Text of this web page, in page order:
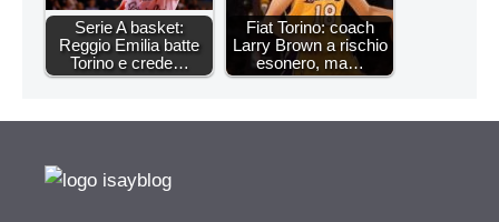
Serie A basket:
Reggio Emilia batte
Torino e crede…
Fiat Torino: coach
Larry Brown a rischio
esonero, ma…